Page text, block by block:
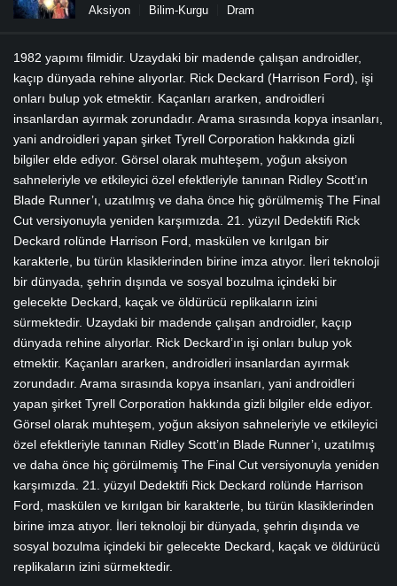
Aksiyon Bilim-Kurgu Dram
1982 yapımı filmidir. Uzaydaki bir madende çalışan androidler,
kaçıp dünyada rehine alıyorlar. Rick Deckard (Harrison Ford), işi
onları bulup yok etmektir. Kaçanları ararken, androidleri
insanlardan ayırmak zorundadır. Arama sırasında kopya insanları,
yani androidleri yapan şirket Tyrell Corporation hakkında gizli
bilgiler elde ediyor. Görsel olarak muhteşem, yoğun aksiyon
sahneleriyle ve etkileyici özel efektleriyle tanınan Ridley Scott’ın
Blade Runner’ı, uzatılmış ve daha önce hiç görülmemiş The Final
Cut versiyonuyla yeniden karşımızda. 21. yüzyıl Dedektifi Rick
Deckard rolünde Harrison Ford, maskülen ve kırılgan bir
karakterle, bu türün klasiklerinden birine imza atıyor. İleri teknoloji
bir dünyada, şehrin dışında ve sosyal bozulma içindeki bir
gelecekte Deckard, kaçak ve öldürücü replikaların izini
sürmektedir. Uzaydaki bir madende çalışan androidler, kaçıp
dünyada rehine alıyorlar. Rick Deckard’ın işi onları bulup yok
etmektir. Kaçanları ararken, androidleri insanlardan ayırmak
zorundadır. Arama sırasında kopya insanları, yani androidleri
yapan şirket Tyrell Corporation hakkında gizli bilgiler elde ediyor.
Görsel olarak muhteşem, yoğun aksiyon sahneleriyle ve etkileyici
özel efektleriyle tanınan Ridley Scott’ın Blade Runner’ı, uzatılmış
ve daha önce hiç görülmemiş The Final Cut versiyonuyla yeniden
karşımızda. 21. yüzyıl Dedektifi Rick Deckard rolünde Harrison
Ford, maskülen ve kırılgan bir karakterle, bu türün klasiklerinden
birine imza atıyor. İleri teknoloji bir dünyada, şehrin dışında ve
sosyal bozulma içindeki bir gelecekte Deckard, kaçak ve öldürücü
replikaların izini sürmektedir.